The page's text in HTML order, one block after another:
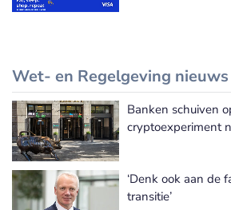
Wet- en Regelgeving nieuws
Meer Wet-
Banken schuiven
cryptoexperiment
‘Denk ook aan de
transitie’